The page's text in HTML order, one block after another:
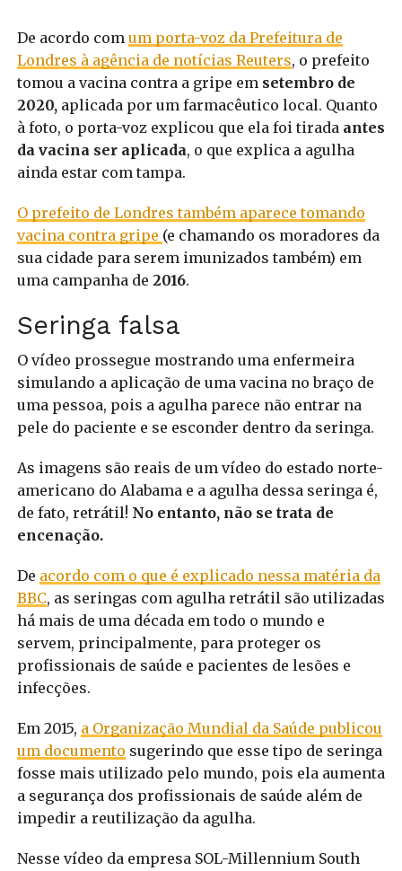
De acordo com um porta-voz da Prefeitura de
Londres à agência de notícias Reuters, o prefeito
tomou a vacina contra a gripe em setembro de
2020,aplicada por um farmacêutico local. Quanto
à foto, o porta-voz explicou que ela foi tiradaantes
da vacina ser aplicada, o que explica a agulha
ainda estar com tampa.
O prefeito de Londres também aparece tomando
vacina contra gripe (e chamando os moradores da
sua cidade para serem imunizados também) em
uma campanha de 2016.
Seringa falsa
O vídeo prossegue mostrando uma enfermeira
simulando a aplicação de uma vacina no braço de
uma pessoa, pois a agulha parece não entrar na
pele do paciente e se esconder dentro da seringa.
As imagens são reais de um vídeo do estado norte-
americano do Alabama e a agulha dessa seringa é,
de fato, retrátil! No entanto, não se trata de
encenação.
De acordo com o que é explicado nessa matéria da
BBC, as seringas com agulha retrátil são utilizadas
há mais de uma década em todo o mundo e
servem, principalmente, para proteger os
profissionais de saúde e pacientes de lesões e
infecções.
Em 2015, a Organização Mundial da Saúde publicou
um documento sugerindo que esse tipo de seringa
fosse mais utilizado pelo mundo, pois ela aumenta
a segurança dos profissionais de saúde além de
impedir a reutilização da agulha.
Nesse vídeo da empresa SOL-Millennium South